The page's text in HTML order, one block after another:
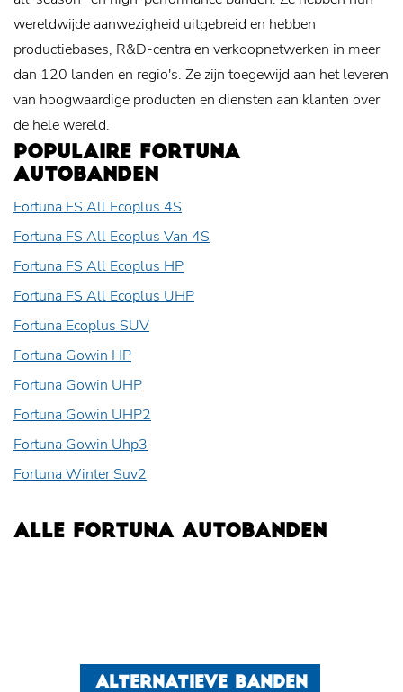
wereldwijde aanwezigheid uitgebreid en hebben
productiebases, R&D-centra en verkoopnetwerken in meer
dan 120 landen en regio's. Ze zijn toegewijd aan het leveren
van hoogwaardige producten en diensten aan klanten over
de hele wereld.
POPULAIRE FORTUNA
AUTOBANDEN
Fortuna FS All Ecoplus 4S
Fortuna FS All Ecoplus Van 4S
Fortuna FS All Ecoplus HP
Fortuna FS All Ecoplus UHP
Fortuna Ecoplus SUV
Fortuna Gowin HP
Fortuna Gowin UHP
Fortuna Gowin UHP2
Fortuna Gowin Uhp3
Fortuna Winter Suv2
ALLE FORTUNA AUTOBANDEN
ALTERNATIEVE BANDEN